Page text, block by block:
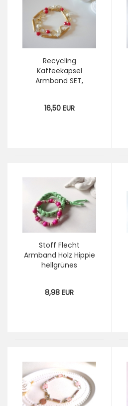
Recycling
Kaffeekapsel
Armband SET,
hellrot, Röhren
16,50 EUR
Stoff Flecht
Armband Holz Hippie
hellgrünes
Holzperlen pink
8,98 EUR